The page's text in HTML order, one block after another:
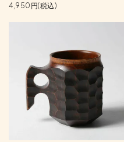
4,950円(税込)